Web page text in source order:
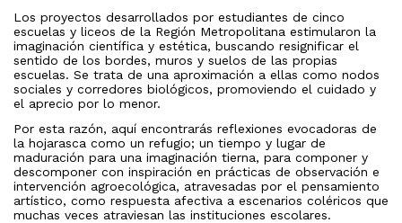
Los proyectos desarrollados por estudiantes de cinco
escuelas y liceos de la Región Metropolitana estimularon la
imaginación científica y estética, buscando resignificar el
sentido de los bordes, muros y suelos de las propias
escuelas. Se trata de una aproximación a ellas como nodos
sociales y corredores biológicos, promoviendo el cuidado y
el aprecio por lo menor.
Por esta razón, aquí encontrarás reflexiones evocadoras de
la hojarasca como un refugio; un tiempo y lugar de
maduración para una imaginación tierna, para componer y
descomponer con inspiración en prácticas de observación e
intervención agroecológica, atravesadas por el pensamiento
artístico, como respuesta afectiva a escenarios coléricos que
muchas veces atraviesan las instituciones escolares.